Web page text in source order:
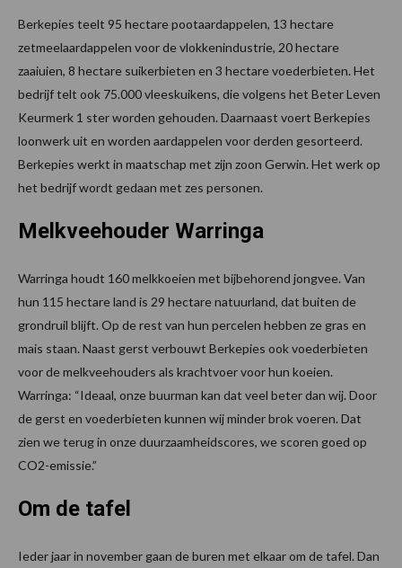
Berkepies teelt 95 hectare pootaardappelen, 13 hectare
zetmeelaardappelen voor de vlokkenindustrie, 20 hectare
zaaiuien, 8 hectare suikerbieten en 3 hectare voederbieten. Het
bedrijf telt ook 75.000 vleeskuikens, die volgens het Beter Leven
Keurmerk 1 ster worden gehouden. Daarnaast voert Berkepies
loonwerk uit en worden aardappelen voor derden gesorteerd.
Berkepies werkt in maatschap met zijn zoon Gerwin. Het werk op
het bedrijf wordt gedaan met zes personen.
Melkveehouder Warringa
Warringa houdt 160 melkkoeien met bijbehorend jongvee. Van
hun 115 hectare land is 29 hectare natuurland, dat buiten de
grondruil blijft. Op de rest van hun percelen hebben ze gras en
mais staan. Naast gerst verbouwt Berkepies ook voederbieten
voor de melkveehouders als krachtvoer voor hun koeien.
Warringa: “Ideaal, onze buurman kan dat veel beter dan wij. Door
de gerst en voederbieten kunnen wij minder brok voeren. Dat
zien we terug in onze duurzaamheidscores, we scoren goed op
CO2-emissie.”
Om de tafel
Ieder jaar in november gaan de buren met elkaar om de tafel. Dan